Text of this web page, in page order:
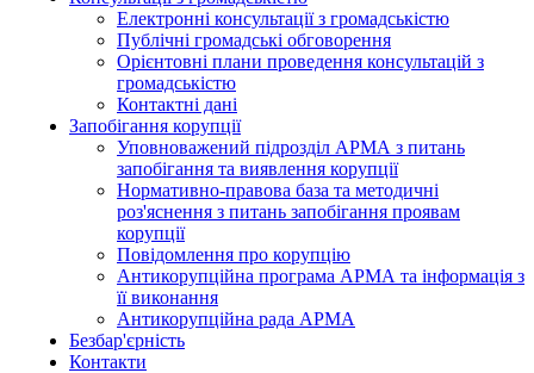
Електронні консультації з громадськістю
Публічні громадські обговорення
Орієнтовні плани проведення консультацій з
громадськістю
Контактні дані
Запобігання корупції
Уповноважений підрозділ АРМА з питань
запобігання та виявлення корупції
Нормативно-правова база та методичні
роз'яснення з питань запобігання проявам
корупції
Повідомлення про корупцію
Антикорупційна програма АРМА та інформація з
її виконання
Антикорупційна рада АРМА
Безбар'єрність
Контакти